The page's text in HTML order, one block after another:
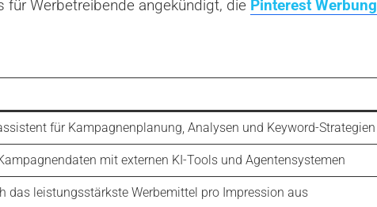
Werbetreibende angekündigt, die Pinterest Werbung
für Kampagnenplanung, Analysen und Keyword-Strategien
mit externen KI-Tools und Agentensystemen
das leistungsstärkste Werbemittel pro Impression aus